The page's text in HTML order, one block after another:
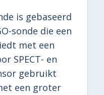
is gebaseerd
sonde die een
met een
SPECT- en
gebruikt
een groter